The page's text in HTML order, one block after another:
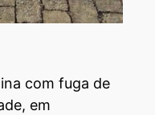
com fuga de
em